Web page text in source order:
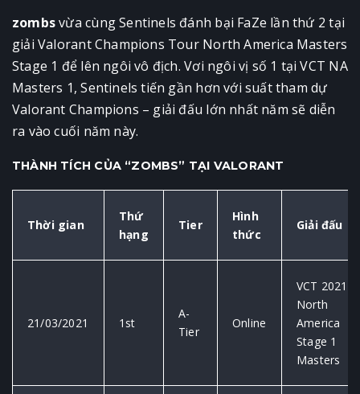
zombsvừa cùng Sentinels đánh bại FaZe lần thứ 2 tại
giải Valorant Champions Tour North America Masters
Stage 1 để lên ngôi vô địch. Vơi ngôi vị số 1 tại VCT NA
Masters 1, Sentinels tiến gần hơn với suất tham dự
Valorant Champions – giải đấu lớn nhất năm sẽ diễn
ra vào cuối năm này.
THÀNH TÍCH CỦA “ZOMBS” TẠI VALORANT
Thời gian
Thứ
hạng
Tier
Hình
thức
Giải đấu
21/03/2021 1st
A-
Tier
Online
VCT 2021:
North
America
Stage 1
Masters